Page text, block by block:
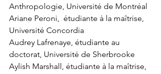
Anthropologie, Université de Montréal
Ariane Peroni,  étudiante à la maîtrise,
Université Concordia
Audrey Lafrenaye, étudiante au
doctorat, Université de Sherbrooke
Aylish Marshall, étudiante à la maîtrise,